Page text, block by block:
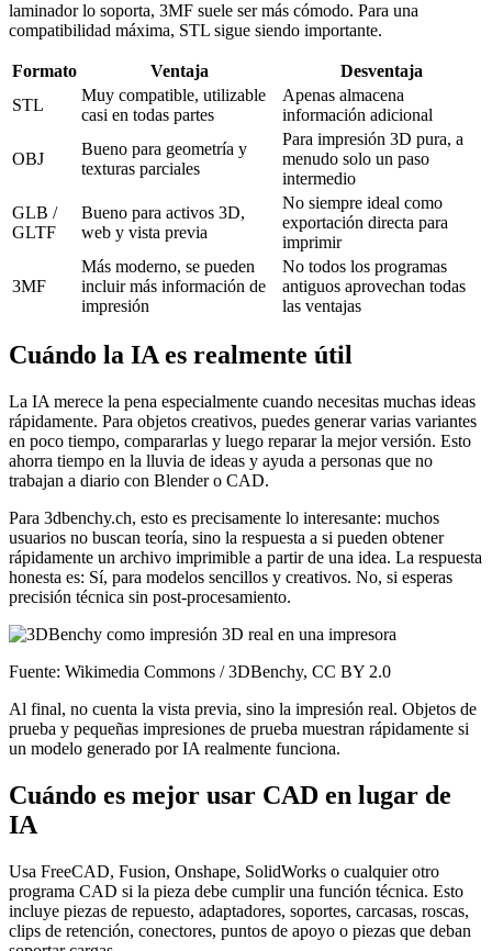
laminador lo soporta, 3MF suele ser más cómodo. Para una
compatibilidad máxima, STL sigue siendo importante.
Formato Ventaja
Desventaja
STL
Muy compatible, utilizable
casi en todas partes
Apenas almacena
información adicional
OBJ
Bueno para geometría y
texturas parciales
Para impresión 3D pura, a
menudo solo un paso
intermedio
GLB /
GLTF
Bueno para activos 3D,
web y vista previa
No siempre ideal como
exportación directa para
imprimir
3MF
Más moderno, se pueden
incluir más información de
impresión
No todos los programas
antiguos aprovechan todas
las ventajas
Cuándo la IA es realmente útil
La IA merece la pena especialmente cuando necesitas muchas ideas
rápidamente. Para objetos creativos, puedes generar varias variantes
en poco tiempo, compararlas y luego reparar la mejor versión. Esto
ahorra tiempo en la lluvia de ideas y ayuda a personas que no
trabajan a diario con Blender o CAD.
Para 3dbenchy.ch, esto es precisamente lo interesante: muchos
usuarios no buscan teoría, sino la respuesta a si pueden obtener
rápidamente un archivo imprimible a partir de una idea. La respuesta
honesta es: Sí, para modelos sencillos y creativos. No, si esperas
precisión técnica sin post-procesamiento.
Fuente: Wikimedia Commons / 3DBenchy, CC BY 2.0
Al final, no cuenta la vista previa, sino la impresión real. Objetos de
prueba y pequeñas impresiones de prueba muestran rápidamente si
un modelo generado por IA realmente funciona.
Cuándo es mejor usar CAD en lugar de
IA
Usa FreeCAD, Fusion, Onshape, SolidWorks o cualquier otro
programa CAD si la pieza debe cumplir una función técnica. Esto
incluye piezas de repuesto, adaptadores, soportes, carcasas, roscas,
clips de retención, conectores, puntos de apoyo o piezas que deban